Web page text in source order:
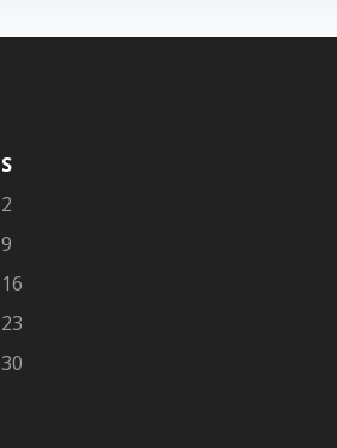
S
2
9
16
23
30